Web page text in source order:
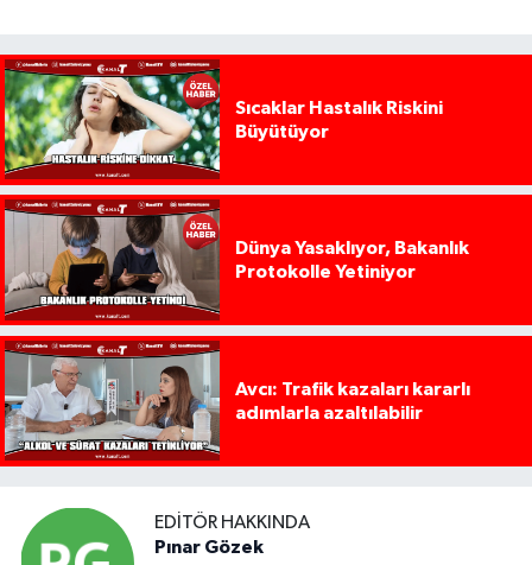
Sıcaklar Hastalık Riskini
Büyütüyor
Dünya Yasaklıyor, Bakanlık
Protokolle Yetiniyor
Avcı: Trafik kazaları kararlı
adımlarla azaltılabilir
EDITÖR HAKKINDA
Pınar Gözek